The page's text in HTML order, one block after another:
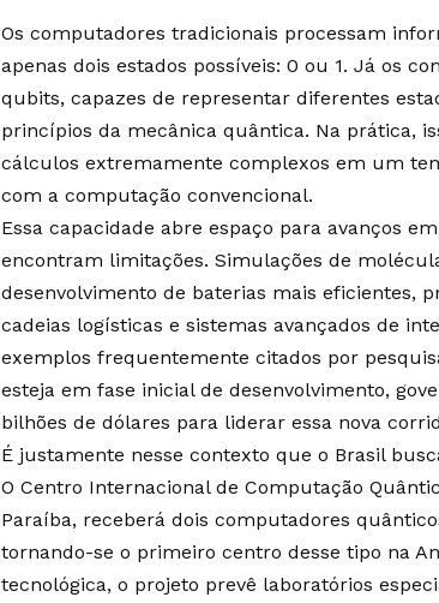
Os computadores tradicionais processam
apenas dois estados possíveis: 0 ou 1. Já os
qubits, capazes de representar diferentes
princípios da mecânica quântica. Na prática,
cálculos extremamente complexos em um
com a computação convencional.
Essa capacidade abre espaço para avanços
encontram limitações. Simulações de
desenvolvimento de baterias mais eficientes,
cadeias logísticas e sistemas avançados de
exemplos frequentemente citados por
esteja em fase inicial de desenvolvimento,
bilhões de dólares para liderar essa nova
É justamente nesse contexto que o Brasil
O Centro Internacional de Computação
Paraíba, receberá dois computadores
tornando-se o primeiro centro desse tipo na
tecnológica, o projeto prevê laboratórios